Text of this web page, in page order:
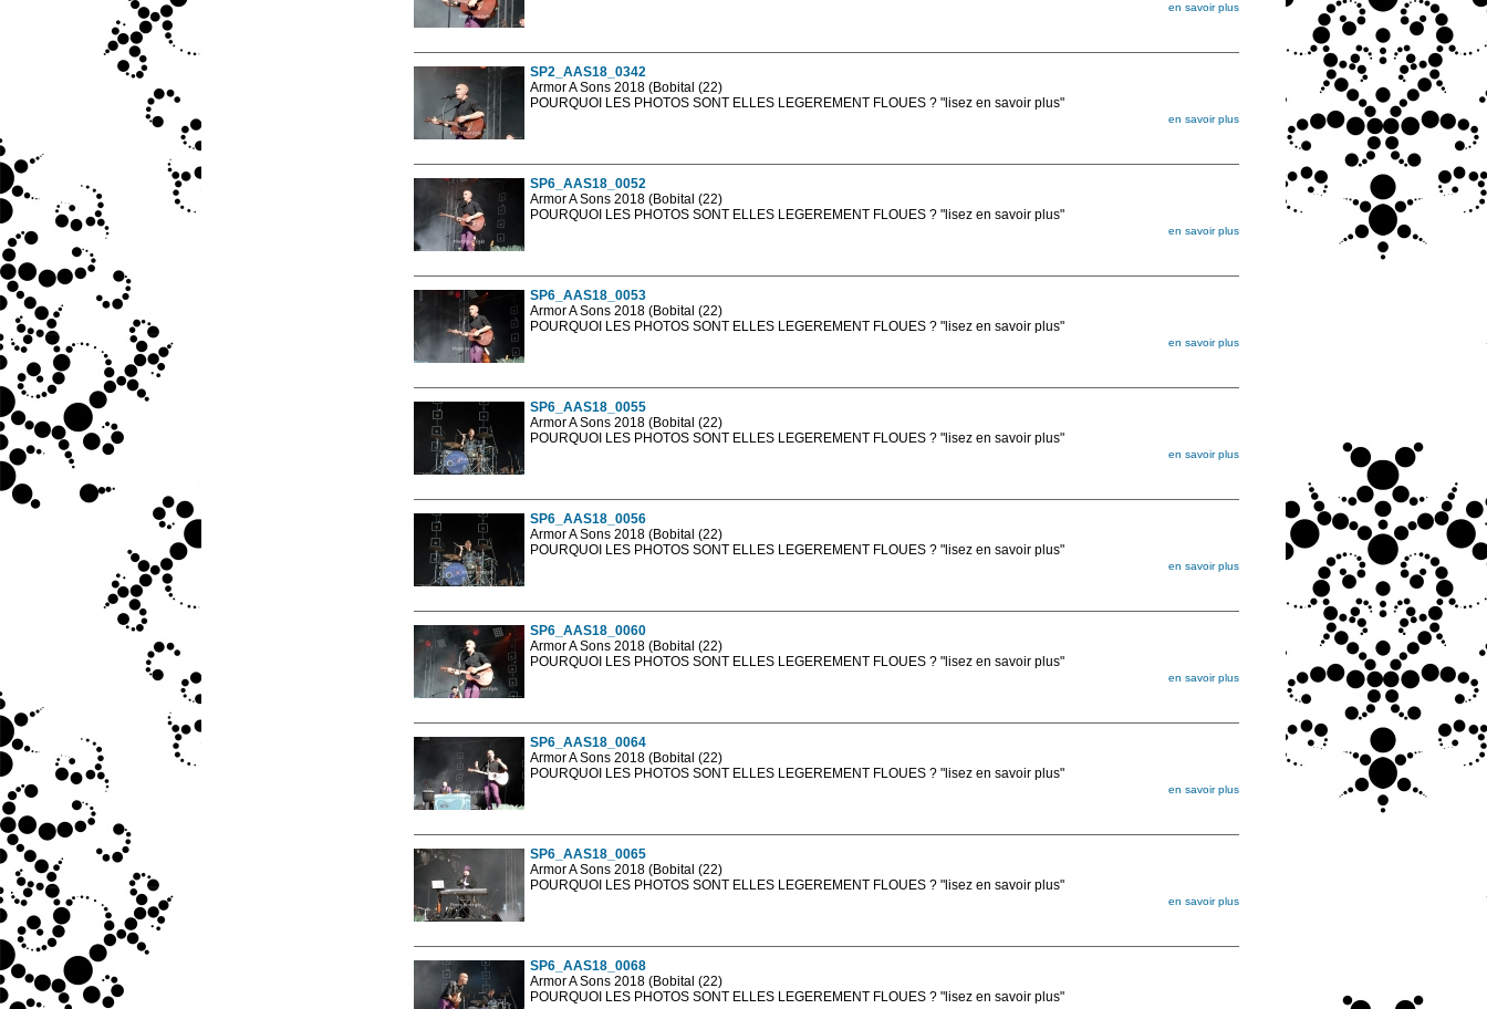
en savoir plus
SP2_AAS18_0342
Armor A Sons 2018 (Bobital (22)
POURQUOI LES PHOTOS SONT ELLES LEGEREMENT FLOUES ? "lisez en savoir plus"
en savoir plus
SP6_AAS18_0052
Armor A Sons 2018 (Bobital (22)
POURQUOI LES PHOTOS SONT ELLES LEGEREMENT FLOUES ? "lisez en savoir plus"
en savoir plus
SP6_AAS18_0053
Armor A Sons 2018 (Bobital (22)
POURQUOI LES PHOTOS SONT ELLES LEGEREMENT FLOUES ? "lisez en savoir plus"
en savoir plus
SP6_AAS18_0055
Armor A Sons 2018 (Bobital (22)
POURQUOI LES PHOTOS SONT ELLES LEGEREMENT FLOUES ? "lisez en savoir plus"
en savoir plus
SP6_AAS18_0056
Armor A Sons 2018 (Bobital (22)
POURQUOI LES PHOTOS SONT ELLES LEGEREMENT FLOUES ? "lisez en savoir plus"
en savoir plus
SP6_AAS18_0060
Armor A Sons 2018 (Bobital (22)
POURQUOI LES PHOTOS SONT ELLES LEGEREMENT FLOUES ? "lisez en savoir plus"
en savoir plus
SP6_AAS18_0064
Armor A Sons 2018 (Bobital (22)
POURQUOI LES PHOTOS SONT ELLES LEGEREMENT FLOUES ? "lisez en savoir plus"
en savoir plus
SP6_AAS18_0065
Armor A Sons 2018 (Bobital (22)
POURQUOI LES PHOTOS SONT ELLES LEGEREMENT FLOUES ? "lisez en savoir plus"
en savoir plus
SP6_AAS18_0068
Armor A Sons 2018 (Bobital (22)
POURQUOI LES PHOTOS SONT ELLES LEGEREMENT FLOUES ? "lisez en savoir plus"